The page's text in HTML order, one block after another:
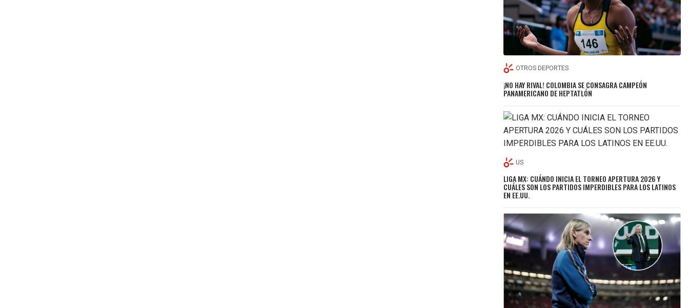
OTROS DEPORTES
¡NO HAY RIVAL! COLOMBIA SE CONSAGRA CAMPEÓN
PANAMERICANO DE HEPTATLÓN
US
LIGA MX: CUÁNDO INICIA EL TORNEO APERTURA 2026 Y
CUÁLES SON LOS PARTIDOS IMPERDIBLES PARA LOS LATINOS
EN EE.UU.